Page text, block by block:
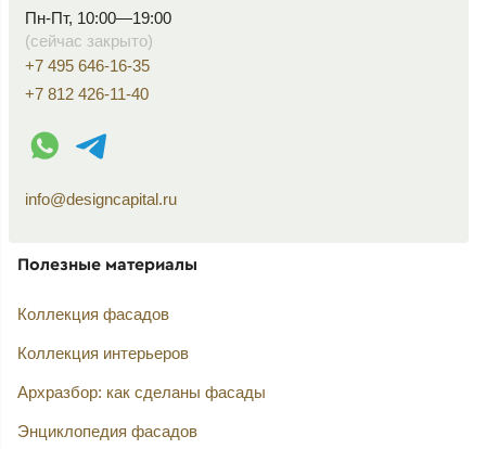
Пн-Пт, 10:00—19:00
(сейчас закрыто)
+7 495 646-16-35
+7 812 426-11-40
WhatsApp контакт
Telegram контакт
info@designcapital.ru
Полезные материалы
Коллекция фасадов
Коллекция интерьеров
Архразбор: как сделаны фасады
Энциклопедия фасадов